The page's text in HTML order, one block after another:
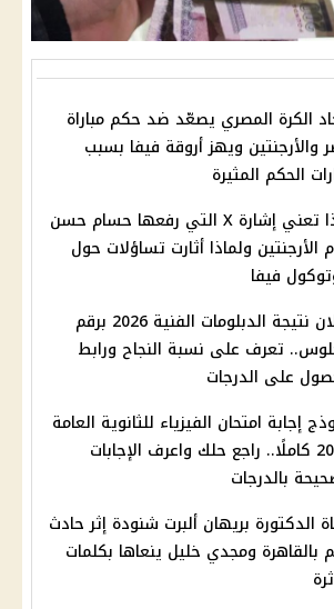
الكرة المصري يصعّد ضد حكم مباراة
والأرجنتين ويهز أروقة فيفا بسبب
الحكم المثيرة
ماذا تعني إشارة X التي رفعها حسام حسن
الأرجنتين ولماذا أثارت تساؤلات حول
فيفا
إعلان نتيجة الدبلومات الفنية 2026 برقم
تعرف على نسبة النجاح ورابط
على الدرجات
إجابة امتحان الفيزياء للثانوية العامة
2026 كاملًا.. راجع حلك واعرف الإجابات
بالدرجات
الدكتورة بريهان ألبرت شنودة إثر حادث
بالقاهرة ومجدي خليل ينعاها بكلمات